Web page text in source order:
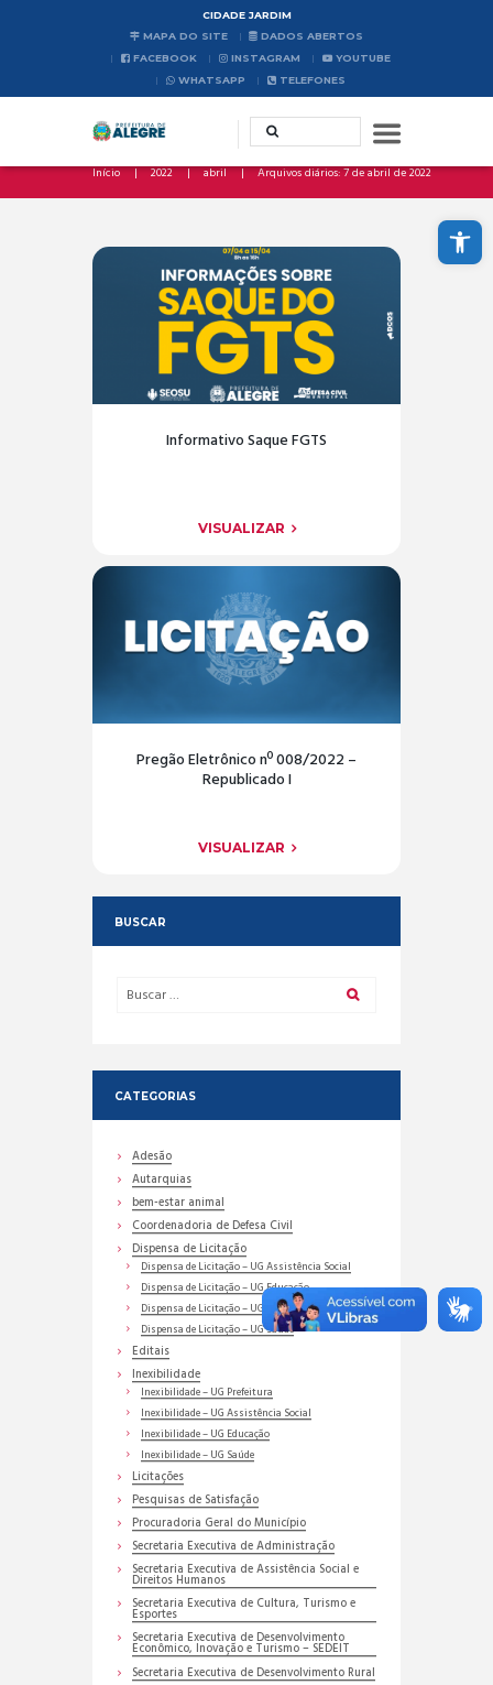
Abrir a barra de ferramentas
CIDADE JARDIM
MAPA DO SITE
DADOS ABERTOS
FACEBOOK
INSTAGRAM
YOUTUBE
WHATSAPP
TELEFONES
Início 2022 abril Arquivos diários: 7 de abril de 2022
Informativo Saque FGTS
VISUALIZAR
Pregão Eletrônico nº 008/2022 –
Republicado I
VISUALIZAR
BUSCAR
CATEGORIAS
Adesão
Autarquias
bem-estar animal
Coordenadoria de Defesa Civil
Dispensa de Licitação
Dispensa de Licitação – UG Assistência Social
Dispensa de Licitação – UG Educação
Dispensa de Licitação – UG Prefeitura
Dispensa de Licitação – UG Saúde
Editais
Inexibilidade
Inexibilidade – UG Prefeitura
Inexibilidade – UG Assistência Social
Inexibilidade – UG Educação
Inexibilidade – UG Saúde
Licitações
Pesquisas de Satisfação
Procuradoria Geral do Município
Secretaria Executiva de Administração
Secretaria Executiva de Assistência Social e
Direitos Humanos
Secretaria Executiva de Cultura, Turismo e
Esportes
Secretaria Executiva de Desenvolvimento
Econômico, Inovação e Turismo – SEDEIT
Secretaria Executiva de Desenvolvimento Rural